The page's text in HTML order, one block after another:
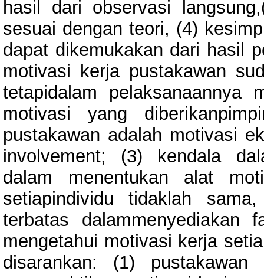
hasil dari observasi
sesuai dengan teori, (4)
dapat dikemukakan dari hasil
motivasi kerja pustakawan
tetapidalam pelaksanaannya
motivasi yang
pustakawan adalah motivasi
involvement; (3) kendala
dalam menentukan alat
setiapindividu tidaklah
terbatas dalammenyediakan
mengetahui motivasi kerja
disarankan: (1) pustakawan